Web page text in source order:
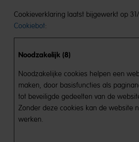
Cookieverklaring laatst bijgewerkt op
Cookiebot:
Noodzakelijk (8)
Noodzakelijke cookies helpen een
maken, door basisfuncties als
tot beveiligde gedeelten van de
Zonder deze cookies kan de website
werken.